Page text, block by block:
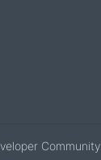
Community